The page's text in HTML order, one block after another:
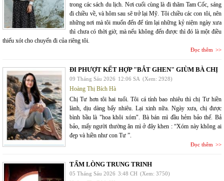
trong các sách du lịch. Nơi cuối cùng là đi thăm Tam Cốc, sáng
đi chiều về, và hôm sau sẽ trở lại Mỹ. Tôi chiều các con tôi, nên
những nơi mà tôi muốn đến để tìm lại những kỷ niệm ngày xưa
thì chưa có thời giờ, mà nếu không đến được thì đó là một điều
thiếu xót cho chuyến đi của riêng tôi.
Đọc thêm
ĐI PHƯỢT KẾT HỢP "BẮT GHEN" GIÙM BÀ CHỊ
09 Tháng Sáu 2026 12:06 SA (Xem: 2928)
Hoàng Thị Bích Hà
Chị Tư hơn tôi hai tuổi. Tôi cá tính bao nhiêu thì chị Tư hiền
lành, dịu dàng bấy nhiêu. Lại xinh nữa. Ngày xưa, chị được
bình bầu là "hoa khôi xóm". Bà bán mì đầu hẻm bảo thế. Bả
bảo, mấy người thường ăn mì ở đây khen : “Xóm này không ai
đẹp và hiền như con Tư ”.
Đọc thêm
TẤM LÒNG TRUNG TRINH
05 Tháng Sáu 2026 3:48 CH (Xem: 3750)